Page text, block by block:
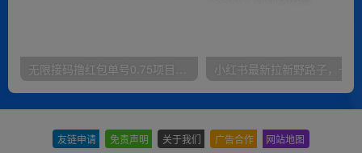
无限接码撸红包单号0.75项目无偿分享给你【揭秘】
友链申请 免责声明 关于我们 广告合作 网站地图